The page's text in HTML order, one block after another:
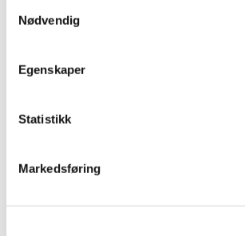
Nødvendig
Egenskaper
Statistikk
Markedsføring